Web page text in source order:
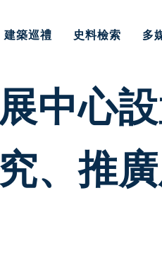
建築巡禮 史料檢索 多
中心
、推